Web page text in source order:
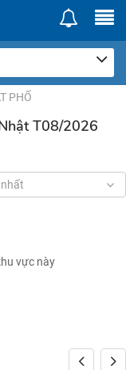
PHỐ
T08/2026
vực này